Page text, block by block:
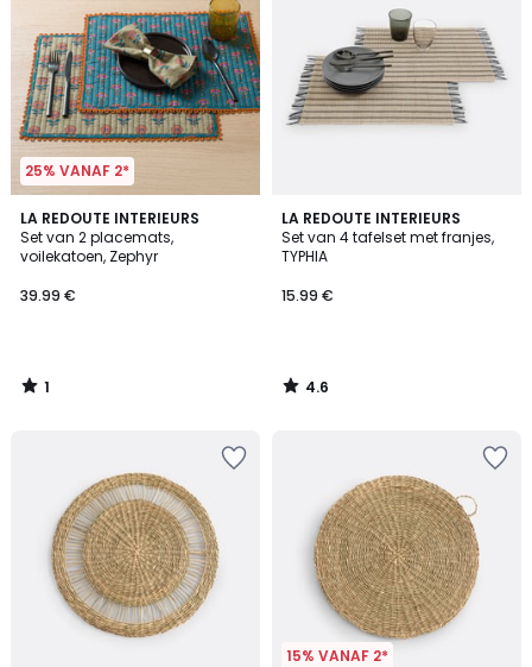
25% VANAF 2*
LA REDOUTE INTERIEURS
Set van 2 placemats,
voilekatoen, Zephyr
39.99 €
1
/
5
1
/
LA REDOUTE INTERIEURS
Set van 4 tafelset met franjes,
TYPHIA
15.99 €
4.6
/ 5
4.6
/
15% VANAF 2*